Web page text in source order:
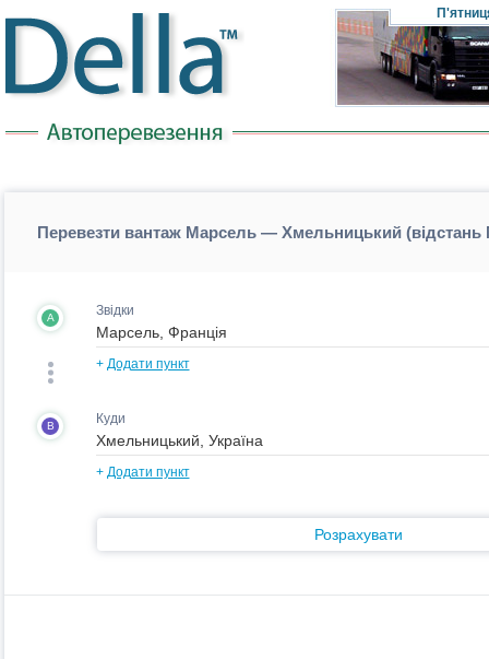
Перевезти вантаж Марсель — Хмельницький
A Звідки
+ Додати пункт
B Куди
+ Додати пункт
Розрахувати